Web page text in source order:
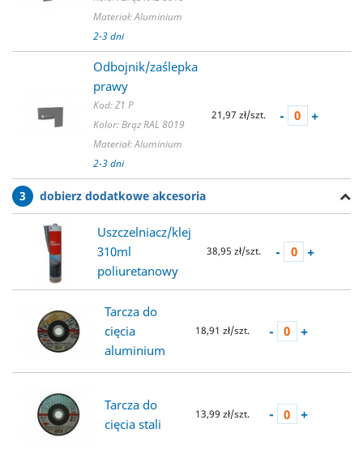
Materiał: Aluminium
2-3 dni
Odbojnik/zaślepka
prawy
Kod: Z1 P
Kolor: Brąz RAL 8019
Materiał: Aluminium
2-3 dni
21,97 zł/szt. - +
3 dobierz dodatkowe akcesoria
Uszczelniacz/klej
310ml
poliuretanowy
38,95 zł/szt. - +
Tarcza do
cięcia
aluminium
18,91 zł/szt. - +
Tarcza do
cięcia stali
13,99 zł/szt. - +